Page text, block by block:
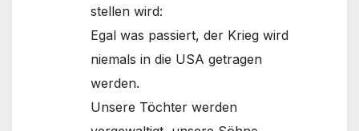
stellen wird:
Egal was passiert, der Krieg wird
niemals in die USA getragen
werden.
Unsere Töchter werden